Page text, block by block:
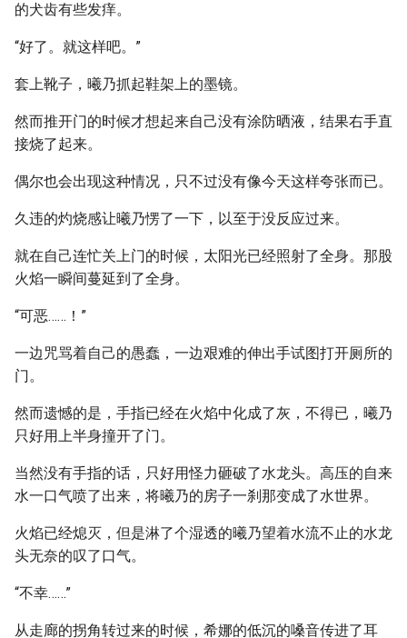
的犬齿有些发痒。
“好了。就这样吧。”
套上靴子，曦乃抓起鞋架上的墨镜。
然而推开门的时候才想起来自己没有涂防晒液，结果右手直
接烧了起来。
偶尔也会出现这种情况，只不过没有像今天这样夸张而已。
久违的灼烧感让曦乃愣了一下，以至于没反应过来。
就在自己连忙关上门的时候，太阳光已经照射了全身。那股
火焰一瞬间蔓延到了全身。
“可恶……！”
一边咒骂着自己的愚蠢，一边艰难的伸出手试图打开厕所的
门。
然而遗憾的是，手指已经在火焰中化成了灰，不得已，曦乃
只好用上半身撞开了门。
当然没有手指的话，只好用怪力砸破了水龙头。高压的自来
水一口气喷了出来，将曦乃的房子一刹那变成了水世界。
火焰已经熄灭，但是淋了个湿透的曦乃望着水流不止的水龙
头无奈的叹了口气。
“不幸……”
从走廊的拐角转过来的时候，希娜的低沉的嗓音传进了耳